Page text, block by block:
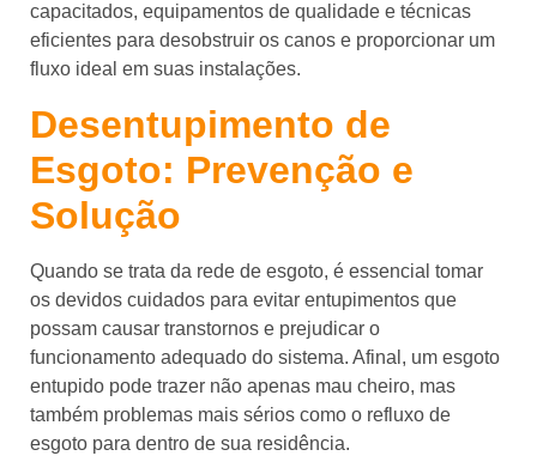
capacitados, equipamentos de qualidade e técnicas
eficientes para desobstruir os canos e proporcionar um
fluxo ideal em suas instalações.
Desentupimento de
Esgoto: Prevenção e
Solução
Quando se trata da rede de esgoto, é essencial tomar
os devidos cuidados para evitar entupimentos que
possam causar transtornos e prejudicar o
funcionamento adequado do sistema. Afinal, um esgoto
entupido pode trazer não apenas mau cheiro, mas
também problemas mais sérios como o refluxo de
esgoto para dentro de sua residência.